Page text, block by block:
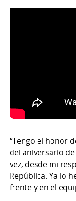
“Tengo el honor
del aniversario de
vez, desde mi
República. Ya lo
frente y en el